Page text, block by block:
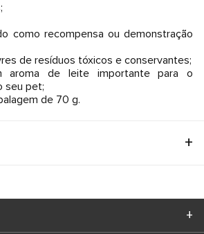
como recompensa ou demonstração
de resíduos tóxicos e conservantes;
aroma de leite importante para o
seu pet;
de 70 g.